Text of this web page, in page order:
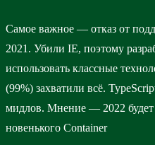
Самое важное — отказ от
2021. Убили IE, поэтому
использовать классные
(99%) захватили всё.
мидлов. Мнение — 2022 будет
новенького Container